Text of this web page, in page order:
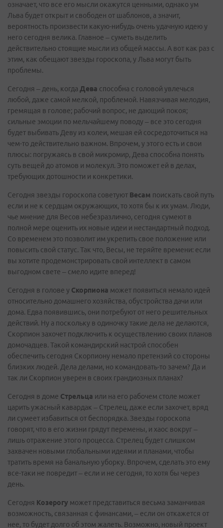
означает, что все его мысли окажутся ценными, однако ум
Льва будет открыт и свободен от шаблонов, а значит,
вероятность произвести какую-нибудь очень удачную идею у
него сегодня велика. Главное – суметь выделить
действительно стоящие мысли из общей массы. А вот как раз с
этим, как обещают звезды гороскопа, у Льва могут быть
проблемы.
Сегодня – день, когда Дева способна с головой увлечься
любой, даже самой мелкой, проблемой. Навязчивая мелодия,
гремящая в голове; рабочий вопрос, не дающий покоя;
сильные эмоции по мельчайшему поводу – все это сегодня
будет выбивать Деву из колеи, мешая ей сосредоточиться на
чем-то действительно важном. Впрочем, у этого есть и свои
плюсы: погружаясь в свой микромир, Дева способна понять
суть вещей до атомов и молекул. Это поможет ей в делах,
требующих дотошности и конкретики.
Сегодня звезды гороскопа советуют Весам поискать свой путь
если и не к сердцам окружающих, то хотя бы к их умам. Люди,
чье мнение для Весов небезразлично, сегодня сумеют в
полной мере оценить их новые идеи и нестандартный подход.
Со временем это позволит им укрепить свое положение или
повысить свой статус. Так что, Весы, не теряйте времени: если
вы хотите продемонстрировать свой интеллект в самом
выгодном свете – смело идите вперед!
Сегодня в голове у Скорпиона может появиться немало идей
относительно домашнего хозяйства, обустройства дачи или
дома. Едва появившись, они потребуют от него решительных
действий. Ну а поскольку в одиночку такие дела не делаются,
Скорпион захочет подключить к осуществлению своих планов
домочадцев. Такой командирский настрой способен
обеспечить сегодня Скорпиону немало претензий со стороны
близких людей. Дела делами, но командовать-то зачем? Да и
так ли Скорпион уверен в своих грандиозных планах?
Сегодня в доме Стрельца или на его рабочем столе может
царить ужасный кавардак – Стрелец, даже если захочет, вряд
ли сумеет избавиться от беспорядка. Звезды гороскопа
говорят, что в его жизни грядут перемены, и хаос вокруг –
лишь отражение этого процесса. Стрелец будет слишком
захвачен новыми глобальными идеями и планами, чтобы
тратить время на банальную уборку. Впрочем, сделать это ему
все-таки не повредит – если и не сегодня, то хотя бы через
день.
Сегодня Козерогу может представиться весьма заманчивая
возможность, связанная с финансами, – если он откажется от
нее, то будет долго об этом жалеть. Возможно, новый проект